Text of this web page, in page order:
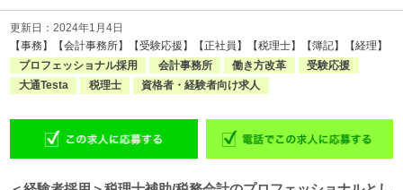
更新日：2024年1月4日
【事務】【会計事務所】【受験応援】【正社員】【税理士】【簿記】【経理】
プロフェッショナル採用
会計事務所 働き方改革
受験応援
大通Testa
税理士 資格者・経験者向け求人